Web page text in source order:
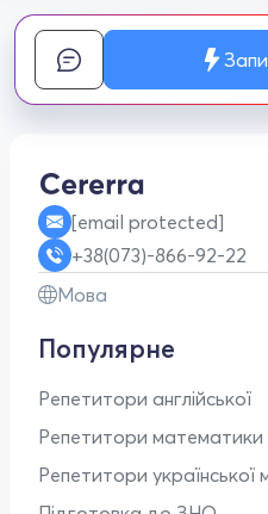
[email protected]
+38(073)-866-92-22
Мова
Популярне
Репетитори англійської
Репетитори математики
Репетитори української